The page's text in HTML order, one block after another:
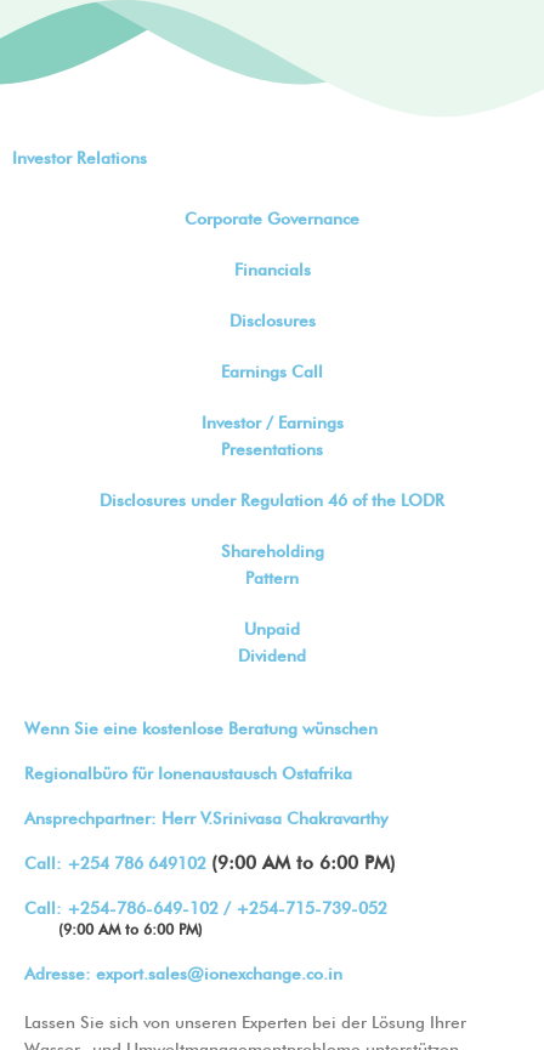
Investor Relations
Corporate Governance
Financials
Disclosures
Earnings Call
Investor / Earnings
Presentations
Disclosures under Regulation 46 of the LODR
Shareholding
Pattern
Unpaid
Dividend
Wenn Sie eine kostenlose Beratung wünschen
Regionalbüro für Ionenaustausch Ostafrika
Ansprechpartner: Herr V.Srinivasa Chakravarthy
Call: +254 786 649102 (9:00 AM to 6:00 PM)
Call: +254-786-649-102 / +254-715-739-052
(9:00 AM to 6:00 PM)
Adresse: export.sales@ionexchange.co.in
Lassen Sie sich von unseren Experten bei der Lösung Ihrer